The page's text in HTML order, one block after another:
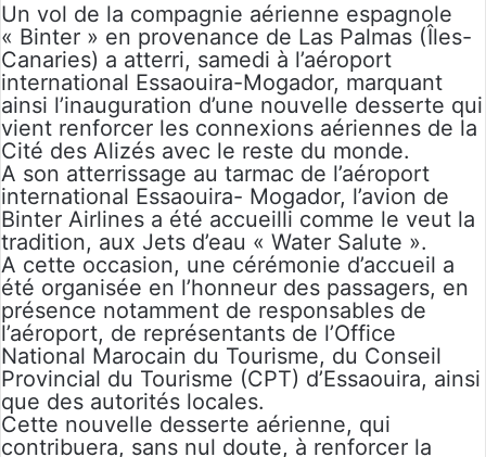
Un vol de la compagnie aérienne espagnole
« Binter » en provenance de Las Palmas (Îles-
Canaries) a atterri, samedi à l’aéroport
international Essaouira-Mogador, marquant
ainsi l’inauguration d’une nouvelle desserte qui
vient renforcer les connexions aériennes de la
Cité des Alizés avec le reste du monde.
A son atterrissage au tarmac de l’aéroport
international Essaouira- Mogador, l’avion de
Binter Airlines a été accueilli comme le veut la
tradition, aux Jets d’eau « Water Salute ».
A cette occasion, une cérémonie d’accueil a
été organisée en l’honneur des passagers, en
présence notamment de responsables de
l’aéroport, de représentants de l’Office
National Marocain du Tourisme, du Conseil
Provincial du Tourisme (CPT) d’Essaouira, ainsi
que des autorités locales.
Cette nouvelle desserte aérienne, qui
contribuera, sans nul doute, à renforcer la